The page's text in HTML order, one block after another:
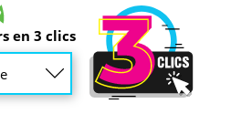
en 3 clics